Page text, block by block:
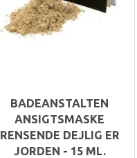
BADEANSTALTEN
ANSIGTSMASKE
RENSENDE DEJLIG ER
JORDEN - 15 ML.